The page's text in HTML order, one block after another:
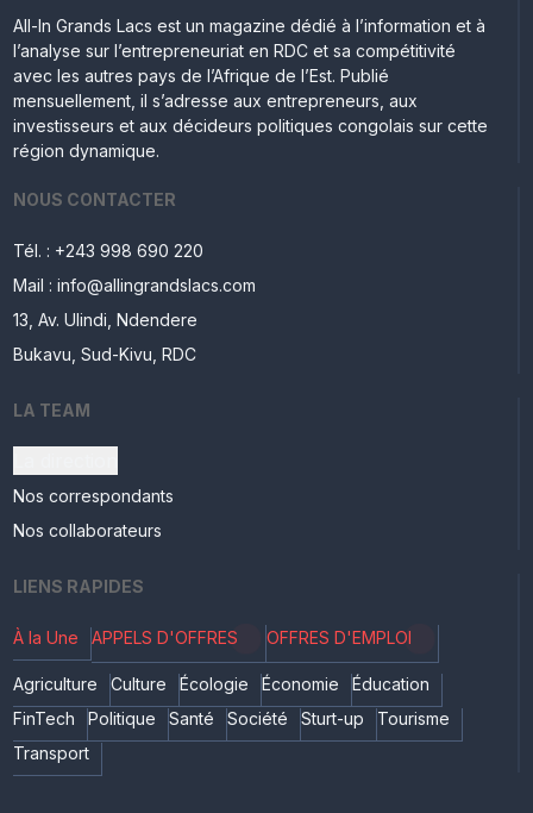
All-In Grands Lacs est un magazine dédié à l’information et à
l’analyse sur l’entrepreneuriat en RDC et sa compétitivité
avec les autres pays de l’Afrique de l’Est. Publié
mensuellement, il s’adresse aux entrepreneurs, aux
investisseurs et aux décideurs politiques congolais sur cette
région dynamique.
NOUS CONTACTER
Tél. : +243 998 690 220
Mail : info@allingrandslacs.com
13, Av. Ulindi, Ndendere
Bukavu, Sud-Kivu, RDC
LA TEAM
Nos correspondants
Nos collaborateurs
LIENS RAPIDES
À la Une APPELS D'OFFRES OFFRES D'EMPLOI
Agriculture Culture Écologie Économie
Éducation
FinTech
Politique Santé Société Sturt-up
Tourisme
Transport